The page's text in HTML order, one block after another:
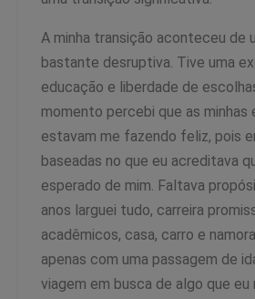
A minha transição aconteceu de
bastante desruptiva. Tive uma
educação e liberdade de
momento percebi que as minhas
estavam me fazendo feliz, pois
baseadas no que eu acreditava
esperado de mim. Faltava
anos larguei tudo, carreira
acadêmicos, casa, carro e
apenas com uma passagem de
viagem em busca de algo que eu